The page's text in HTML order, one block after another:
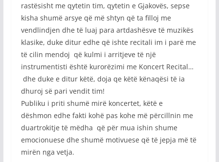
rastësisht me qytetin tim, qytetin e Gjakovës, sepse
kisha shumë arsye që më shtyn që ta filloj me
vendlindjen dhe të luaj para artdashësve të muzikës
klasike, duke ditur edhe që ishte recitali im i parë me
të cilin mendoj që kulmi i arritjeve të një
instrumentisti është kurorëzimi me Koncert Recital…
dhe duke e ditur këtë, doja qe këtë kënaqësi të ia
dhuroj së pari vendit tim!
Publiku i priti shumë mirë koncertet, këtë e
dëshmon edhe fakti kohë pas kohe më përcillnin me
duartrokitje të mëdha që për mua ishin shume
emocionuese dhe shumë motivuese që të jepja më të
mirën nga vetja.